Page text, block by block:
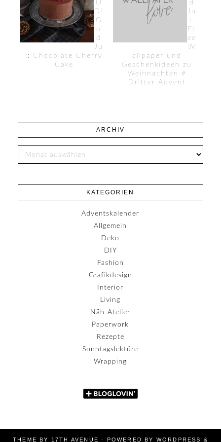
O
D}
G
o
d
Ju
l: Chocolate Cherry
Cake
d
Ju
l:
Fr
ee
W
allpaper und
Geschenkideen zu
Weihnachten #
Dritter Advent
ARCHIV
KATEGORIEN
Adventskalender
Allgemein
Deko
DIY
Fashion
Grafikdesign
Interior
Living
Näh-Atelier
Paperwork
Rezepte
Sonntagslektüre
Wrapping
THEME BY 17TH AVENUE · POWERED BY WORDPRESS &